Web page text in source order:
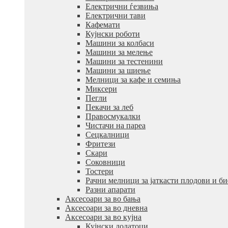
Електрични ѓезвиња
Електрични тави
Кафемати
Кујнски роботи
Машини за колбаси
Машини за мелење
Машини за тестенини
Машини за шиење
Мелници за кафе и семиња
Миксери
Пегли
Пекачи за леб
Правосмукалки
Чистачи на пареа
Сецкалници
Фритези
Скари
Соковници
Тостери
Рачни мелници за јаткасти плодови и
Разни апарати
Аксесоари за во бања
Аксесоари за во дневна
Аксесоари за во кујна
Кујнски додатоци